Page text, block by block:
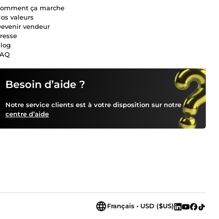
Besoin d’aide ?
Notre service clients est à votre disposition sur notre
centre d’aide
ça marche
valeurs
vendeur
Français • USD ($US)